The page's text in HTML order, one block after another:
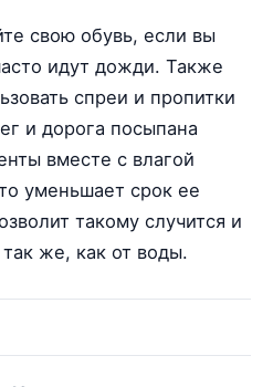
свою обувь, если вы
идут дожди. Также
спреи и пропитки
и дорога посыпана
вместе с влагой
уменьшает срок ее
такому случится и
же, как от воды.